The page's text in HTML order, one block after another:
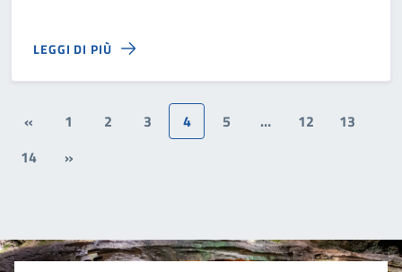
LEGGI DI PIÙ
« 1 2 3 4 5 … 12
13
14
»